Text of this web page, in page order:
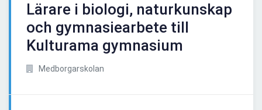
Lärare i biologi, naturkunskap
och gymnasiearbete till
Kulturama gymnasium
Medborgarskolan